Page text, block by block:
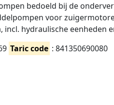
bedoeld bij de
voor
hydraulische eenheden
Taric code : 841350690080